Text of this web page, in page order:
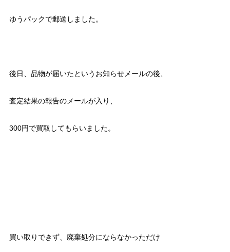
ゆうパックで郵送しました。
後日、品物が届いたというお知らせメールの後、
査定結果の報告のメールが入り、
300円で買取してもらいました。
買い取りできず、廃棄処分にならなかっただけ